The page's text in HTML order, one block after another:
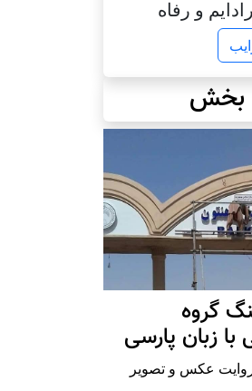
و رفاه
بخش
گروه
زبان پارسی
عکس و تصویر